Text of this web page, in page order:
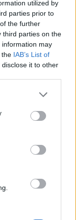
utilized by
parties prior to
the further
third parties on the
information may
the IAB’s List of
it to other
or more Google
You may click to
party tags to
in below Google
mielőtt újabb
egyike a
Az ünnepi
- és
arcról arcra
a
Glück Gábor
hárosije, a